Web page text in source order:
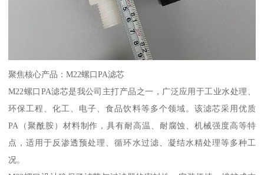
聚焦核心产品：M22螺口PA滤芯
M22螺口PA滤芯是我公司主打产品之一，广泛应用于工业水处理、
环保工程、化工、电子、食品饮料等多个领域。该滤芯采用优质
PA（聚酰胺）材料制作，具有耐高温、耐腐蚀、机械强度高等特
点，适用于反渗透预处理、循环水过滤、凝结水精处理等多种工
况。